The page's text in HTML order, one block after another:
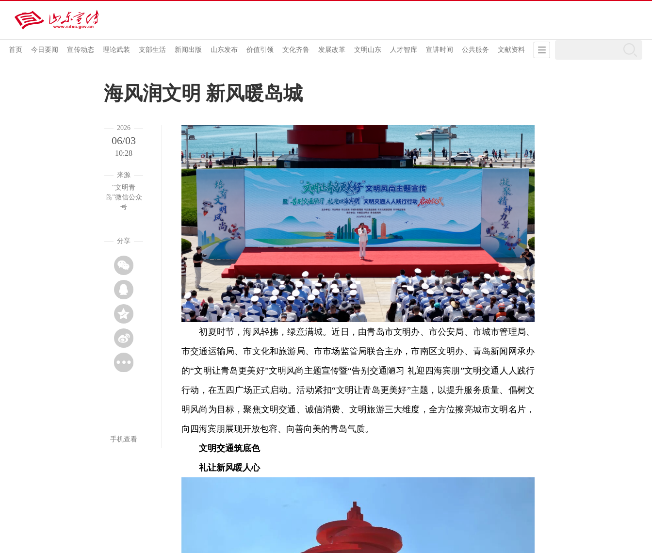
首页 今日要闻 宣传动态 理论武装 支部生活 新闻出版 山东发布 价值引领 文化齐鲁 发展改革 文明山东 人才智库 宣讲时间 公共服务 文献资料
海风润文明 新风暖岛城
2026
06/03
10:28
来源
“文明青
岛”微信公众
号
分享
手机查看
初夏时节，海风轻拂，绿意满城。近日，由青岛市文明办、市公安局、市城市管理局、
市交通运输局、市文化和旅游局、市市场监管局联合主办，市南区文明办、青岛新闻网承办
的“文明让青岛更美好”文明风尚主题宣传暨“告别交通陋习 礼迎四海宾朋”文明交通人人践行
行动，在五四广场正式启动。活动紧扣“文明让青岛更美好”主题，以提升服务质量、倡树文
明风尚为目标，聚焦文明交通、诚信消费、文明旅游三大维度，全方位擦亮城市文明名片，
向四海宾朋展现开放包容、向善向美的青岛气质。
文明交通筑底色
礼让新风暖人心